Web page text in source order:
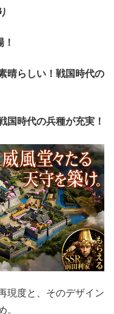
晴らしい！戦国時代の
国時代の兵種が充実！
現度と、そのデザイン
。